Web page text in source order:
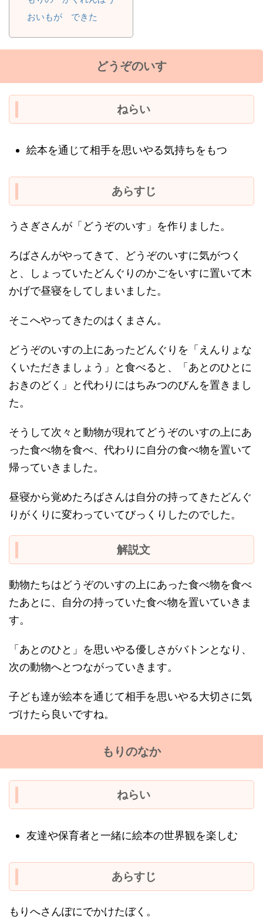
おいもが できた
どうぞのいす
ねらい
絵本を通じて相手を思いやる気持ちをもつ
あらすじ
うさぎさんが「どうぞのいす」を作りました。
ろばさんがやってきて、どうぞのいすに気がつく
と、しょっていたどんぐりのかごをいすに置いて木
かげで昼寝をしてしまいました。
そこへやってきたのはくまさん。
どうぞのいすの上にあったどんぐりを「えんりょな
くいただきましょう」と食べると、「あとのひとに
おきのどく」と代わりにはちみつのびんを置きまし
た。
そうして次々と動物が現れてどうぞのいすの上にあ
った食べ物を食べ、代わりに自分の食べ物を置いて
帰っていきました。
昼寝から覚めたろばさんは自分の持ってきたどんぐ
りがくりに変わっていてびっくりしたのでした。
解説文
動物たちはどうぞのいすの上にあった食べ物を食べ
たあとに、自分の持っていた食べ物を置いていきま
す。
「あとのひと」を思いやる優しさがバトンとなり、
次の動物へとつながっていきます。
子ども達が絵本を通じて相手を思いやる大切さに気
づけたら良いですね。
もりのなか
ねらい
友達や保育者と一緒に絵本の世界観を楽しむ
あらすじ
もりへさんぽにでかけたぼく。